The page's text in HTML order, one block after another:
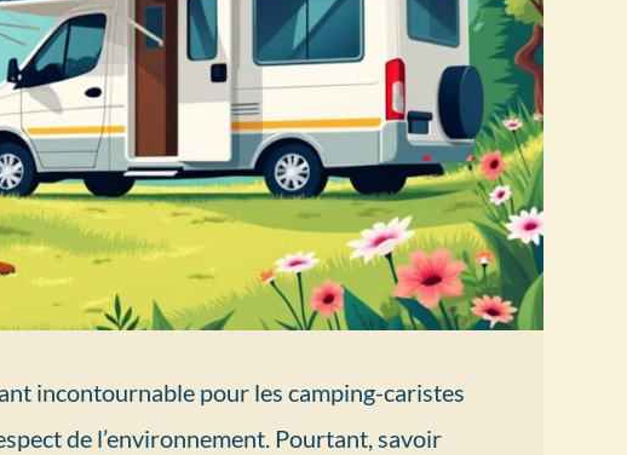
incontournable pour les camping-caristes
de l’environnement. Pourtant, savoir